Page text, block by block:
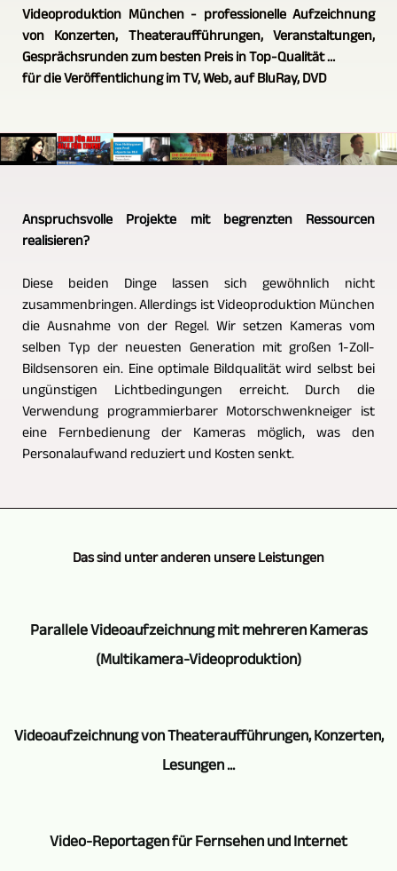
Videoproduktion München - professionelle Aufzeichnung
von Konzerten, Theateraufführungen, Veranstaltungen,
Gesprächsrunden zum besten Preis in Top-Qualität …
für die Veröffentlichung im TV, Web, auf BluRay, DVD
Anspruchsvolle Projekte mit begrenzten Ressourcen
realisieren?
Diese beiden Dinge lassen sich gewöhnlich nicht
zusammenbringen. Allerdings ist Videoproduktion München
die Ausnahme von der Regel. Wir setzen Kameras vom
selben Typ der neuesten Generation mit großen 1-Zoll-
Bildsensoren ein. Eine optimale Bildqualität wird selbst bei
ungünstigen Lichtbedingungen erreicht. Durch die
Verwendung programmierbarer Motorschwenkneiger ist
eine Fernbedienung der Kameras möglich, was den
Personalaufwand reduziert und Kosten senkt.
Das sind unter anderen unsere Leistungen
Parallele Videoaufzeichnung mit mehreren Kameras
(Multikamera-Videoproduktion)
es
um
Aufzeichnungen
Videoaufzeichnung von Theateraufführungen, Konzerten,
Lesungen ...
Aufzeichnung
Video-Reportagen für Fernsehen und Internet